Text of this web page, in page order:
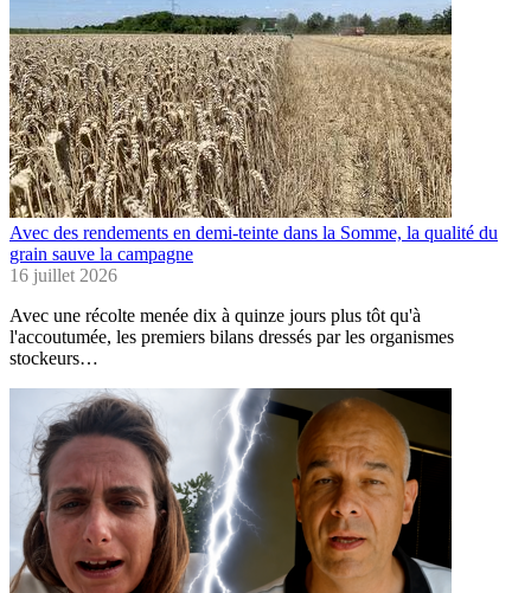
Avec des rendements en demi-teinte dans la Somme, la qualité du
grain sauve la campagne
16 juillet 2026
Avec une récolte menée dix à quinze jours plus tôt qu'à
l'accoutumée, les premiers bilans dressés par les organismes
stockeurs…